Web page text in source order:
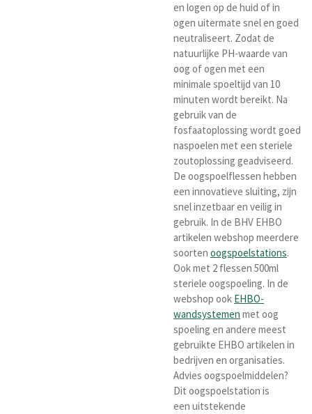
en logen op de huid of in
ogen uitermate snel en goed
neutraliseert. Zodat de
natuurlijke PH-waarde van
oog of ogen met een
minimale spoeltijd van 10
minuten wordt bereikt. Na
gebruik van de
fosfaatoplossing wordt goed
naspoelen met een steriele
zoutoplossing geadviseerd.
De oogspoelflessen hebben
een innovatieve sluiting, zijn
snel inzetbaar en veilig in
gebruik. In de BHV EHBO
artikelen webshop meerdere
soorten oogspoelstations.
Ook met 2 flessen 500ml
steriele oogspoeling. In de
webshop ook EHBO-
wandsystemen met oog
spoeling en andere meest
gebruikte EHBO artikelen in
bedrijven en organisaties.
Advies oogspoelmiddelen?
Dit oogspoelstation is
een uitstekende